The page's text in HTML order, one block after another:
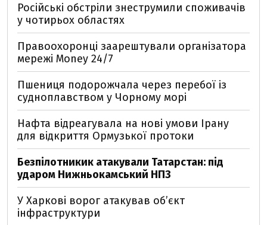
Російські обстріли знеструмили споживачів
у чотирьох областях
Правоохоронці заарештували організатора
мережі Money 24/7
Пшениця подорожчала через перебої із
судноплавством у Чорному морі
Нафта відреагувала на нові умови Ірану
для відкриття Ормузької протоки
Безпілотникик атакували Татарстан: під
ударом Нижньокамський НПЗ
У Харкові ворог атакував обʼєкт
інфраструктури